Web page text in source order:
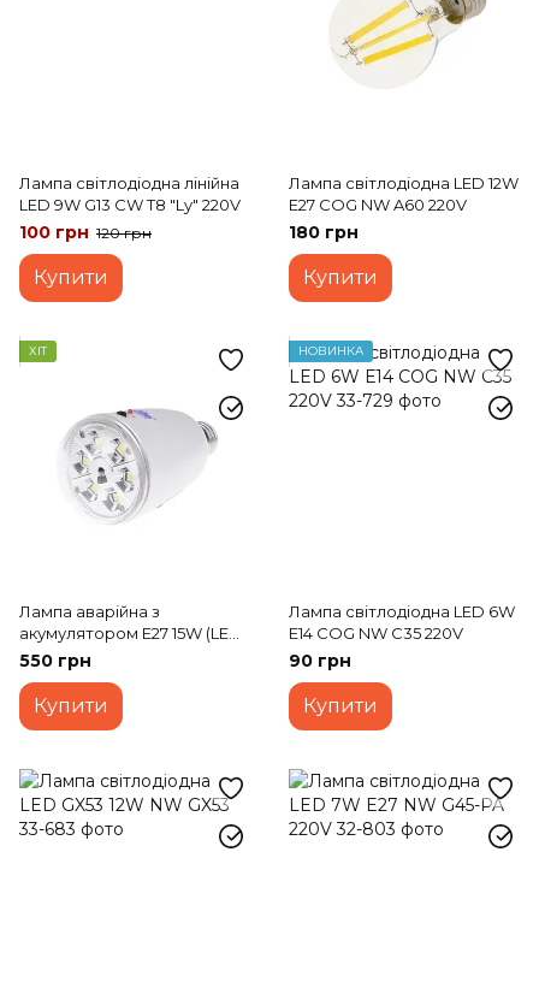
Лампа світлодіодна лінійна
LED 9W G13 CW Т8 "Ly" 220V
100 грн 120 грн
Купити
Лампа світлодіодна LED 12W
E27 COG NW A60 220V
180 грн
Купити
ХІТ
Лампа аварійна з
акумулятором E27 15W (LED-
814) 220V
550 грн
Купити
НОВИНКА
Лампа світлодіодна LED 6W
Е14 COG NW C35 220V
90 грн
Купити